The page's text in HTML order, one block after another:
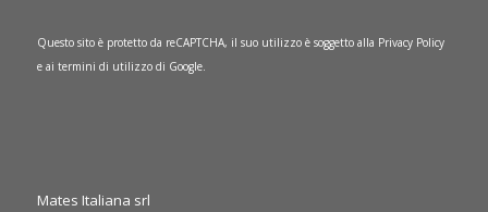
Questo sito è protetto da reCAPTCHA, il suo utilizzo è soggetto alla Privacy Policy
e ai termini di utilizzodi Google.
Mates Italiana srl